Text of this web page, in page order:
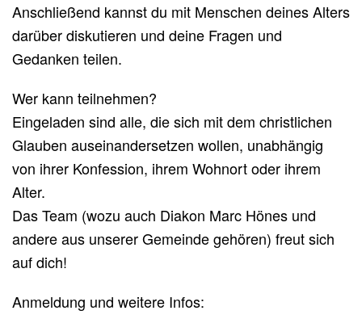
Anschließend kannst du mit Menschen deines Alters
darüber diskutieren und deine Fragen und
Gedanken teilen.
Wer kann teilnehmen?
Eingeladen sind alle, die sich mit dem christlichen
Glauben auseinandersetzen wollen, unabhängig
von ihrer Konfession, ihrem Wohnort oder ihrem
Alter.
Das Team (wozu auch Diakon Marc Hönes und
andere aus unserer Gemeinde gehören) freut sich
auf dich!
Anmeldung und weitere Infos: